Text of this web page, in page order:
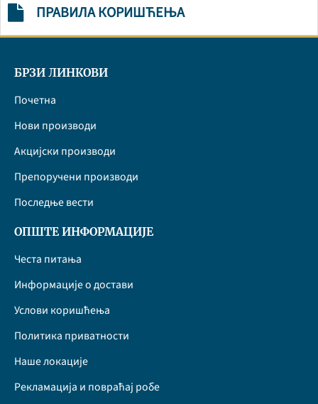
ПРАВИЛА КОРИШЋЕЊА
БРЗИ ЛИНКОВИ
Почетна
Нови производи
Акцијски производи
Препоручени производи
Последње вести
ОПШТЕ ИНФОРМАЦИЈЕ
Честа питања
Информације о достави
Услови коришћења
Политика приватности
Наше локације
Рекламација и повраћај робе